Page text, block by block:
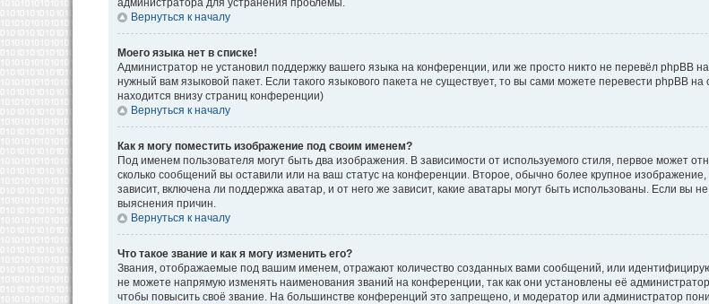
администратора для устранения проблемы.
Вернуться к началу
Моего языка нет в списке!
Администратор не установил поддержку вашего языка на конференции, или же просто никто не перевёл phpBB
нужный вам языковой пакет. Если такого языкового пакета не существует, то вы сами можете перевести
находится внизу страниц конференции)
Вернуться к началу
Как я могу поместить изображение под своим именем?
Под именем пользователя могут быть два изображения. В зависимости от используемого стиля, первое может
сколько сообщений вы оставили или на ваш статус на конференции. Второе, обычно более крупное
зависит, включена ли поддержка аватар, и от него же зависит, какие аватары могут быть использованы. Если
выяснения причин.
Вернуться к началу
Что такое звание и как я могу изменить его?
Звания, отображаемые под вашим именем, отражают количество созданных вами сообщений, или
не можете напрямую изменять наименования званий на конференции, так как они установлены её
чтобы повысить своё звание. На большинстве конференций это запрещено, и модератор или администратор